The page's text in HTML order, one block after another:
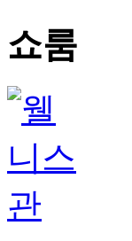
쇼룸